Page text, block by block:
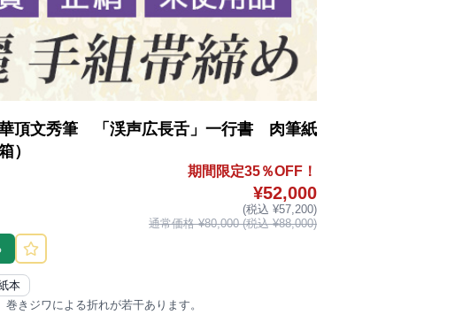
頂文秀筆 「渓声広長舌」一行書 肉筆紙
）
期間限定35％OFF！
¥52,000
(税込 ¥57,200)
通常価格 ¥80,000 (税込 ¥88,000)
本
きジワによる折れが若干あります。